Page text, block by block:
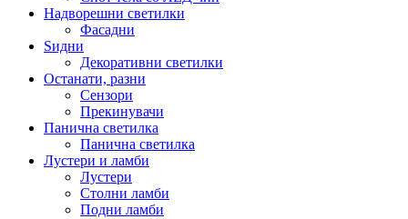
Надворешни светилки
Фасадни
Ѕидни
Декоративни светилки
Останати, разни
Сензори
Прекинувачи
Панична светилка
Панична светилка
Лустери и ламби
Лустери
Столни ламби
Подни ламби